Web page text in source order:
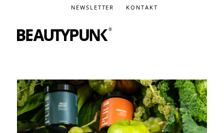
NEWSLETTER KONTAKT